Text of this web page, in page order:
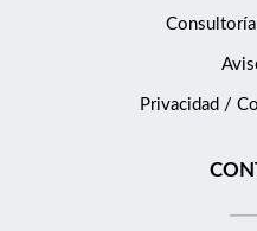
Privacidad /